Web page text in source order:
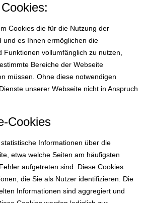
Cookies die für die Nutzung der
und es Ihnen ermöglichen die
vollumfänglich zu nutzen,
Bereiche der Webseite
müssen. Ohne diese notwendigen
unserer Webseite nicht in Anspruch
Cookies
Informationen über die
etwa welche Seiten am häufigsten
aufgetreten sind. Diese Cookies
die Sie als Nutzer identifizieren. Die
Informationen sind aggregiert und